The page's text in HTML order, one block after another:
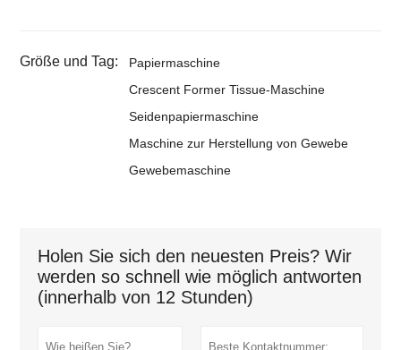
Größe und Tag:
Papiermaschine
Crescent Former Tissue-Maschine
Seidenpapiermaschine
Maschine zur Herstellung von Gewebe
Gewebemaschine
Holen Sie sich den neuesten Preis? Wir
werden so schnell wie möglich antworten
(innerhalb von 12 Stunden)